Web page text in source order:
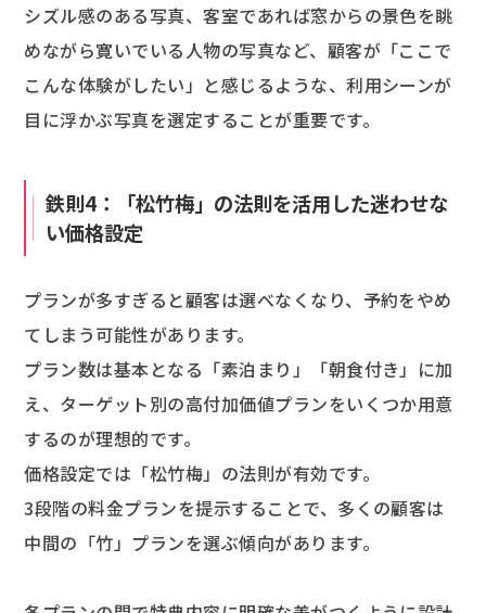
シズル感のある写真、客室であれば窓からの景色を眺
めながら寛いでいる人物の写真など、顧客が「ここで
こんな体験がしたい」と感じるような、利用シーンが
目に浮かぶ写真を選定することが重要です。
鉄則4：「松竹梅」の法則を活用した迷わせな
い価格設定
プランが多すぎると顧客は選べなくなり、予約をやめ
てしまう可能性があります。
プラン数は基本となる「素泊まり」「朝食付き」に加
え、ターゲット別の高付加価値プランをいくつか用意
するのが理想的です。
価格設定では「松竹梅」の法則が有効です。
3段階の料金プランを提示することで、多くの顧客は
中間の「竹」プランを選ぶ傾向があります。